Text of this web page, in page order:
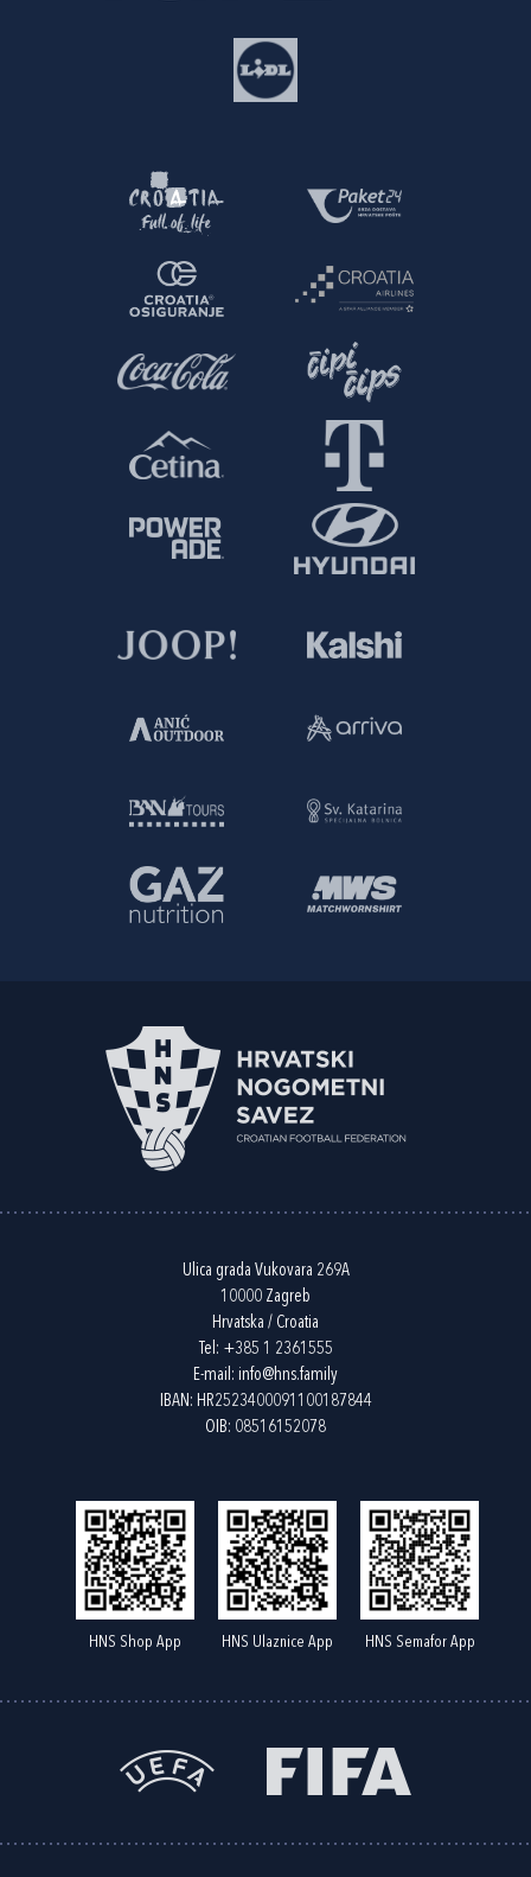
Ulica grada Vukovara 269A
10000 Zagreb
Hrvatska / Croatia
Tel: +385 1 2361555
E-mail: info@hns.family
IBAN: HR2523400091100187844
OIB: 08516152078
HNS Shop App HNS Ulaznice App HNS Semafor App